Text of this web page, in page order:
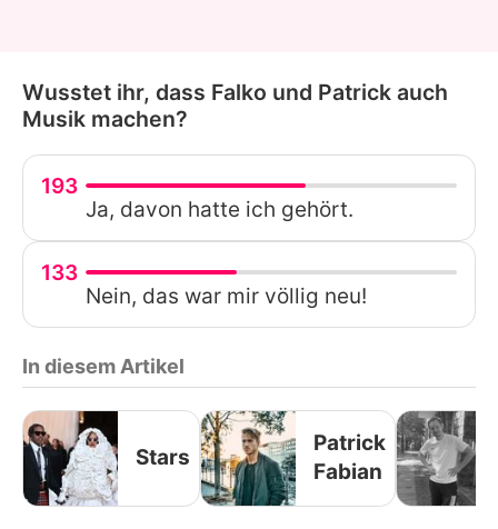
Wusstet ihr, dass Falko und Patrick auch
Musik machen?
193
Ja, davon hatte ich gehört.
133
Nein, das war mir völlig neu!
In diesem Artikel
Stars
Patrick
Fabian